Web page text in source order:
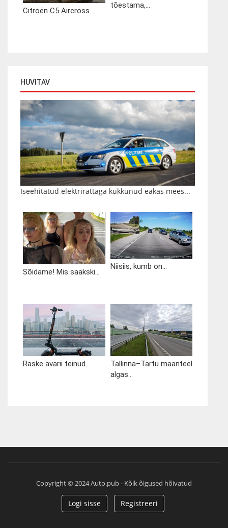
Citroën C5 Aircross...
tõestama,...
HUVITAV
Iseehitatud elektrirattaga kukkunud eakas mees...
Sõidame! Mis saakski...
Niisiis, kumb on...
Raske avarii teinud...
Tallinna–Tartu maanteel
algas...
Copyright © 2024 Auto.pub - Kõik õigused hõivatud
Logi sisse Registreeri